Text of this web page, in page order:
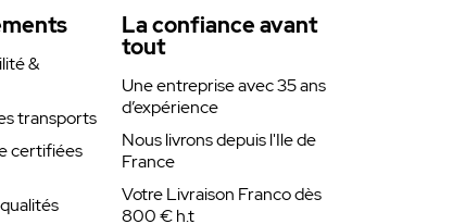
&
transports
certifiées
La confiance avant
tout
Une entreprise avec 35 ans
d’expérience
Nous livrons depuis l'Ile de
France
Votre Livraison Franco dès
800 € h.t